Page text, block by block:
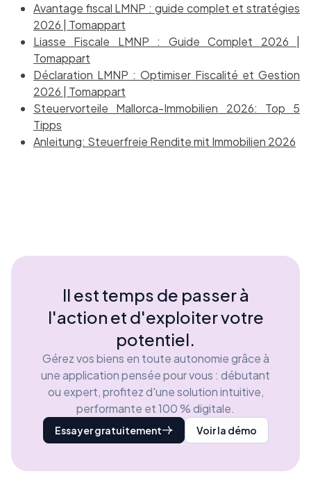
Avantage fiscal LMNP : guide complet et stratégies
2026 | Tomappart
Liasse Fiscale LMNP : Guide Complet 2026 |
Tomappart
Déclaration LMNP : Optimiser Fiscalité et Gestion
2026 | Tomappart
Steuervorteile Mallorca-Immobilien 2026: Top 5
Tipps
Anleitung: Steuerfreie Rendite mit Immobilien 2026
Il est temps de passer à
l'action et d'exploiter votre
potentiel.
Gérez vos biens en toute autonomie grâce à
une application pensée pour vous : débutant
ou expert, profitez d'une solution intuitive,
performante et 100 % digitale.
Essayer gratuitement Voir la démo